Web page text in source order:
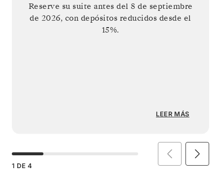
Reserve su suite antes del 8 de septiembre
de 2026, con depósitos reducidos desde el
15%.
LEER MÁS
1 DE 4